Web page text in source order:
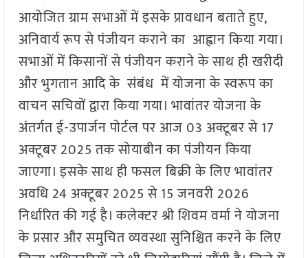
आयोजित ग्राम सभाओं में इसके प्रावधान बताते हुए,
अनिवार्य रूप से पंजीयन कराने का आह्वान किया गया।
सभाओं में किसानों से पंजीयन कराने के साथ ही खरीदी
और भुगतान आदि के संबंध में योजना के स्वरूप का
वाचन सचिवों द्वारा किया गया। भावांतर योजना के
अंतर्गत ई-उपार्जन पोर्टल पर आज 03 अक्टूबर से 17
अक्टूबर 2025 तक सोयाबीन का पंजीयन किया
जाएगा। इसके साथ ही फसल बिक्री के लिए भावांतर
अवधि 24 अक्टूबर 2025 से 15 जनवरी 2026
निर्धारित की गई है। कलेक्टर श्री शिवम वर्मा ने योजना
के प्रसार और समुचित व्यवस्था सुनिश्चित करने के लिए